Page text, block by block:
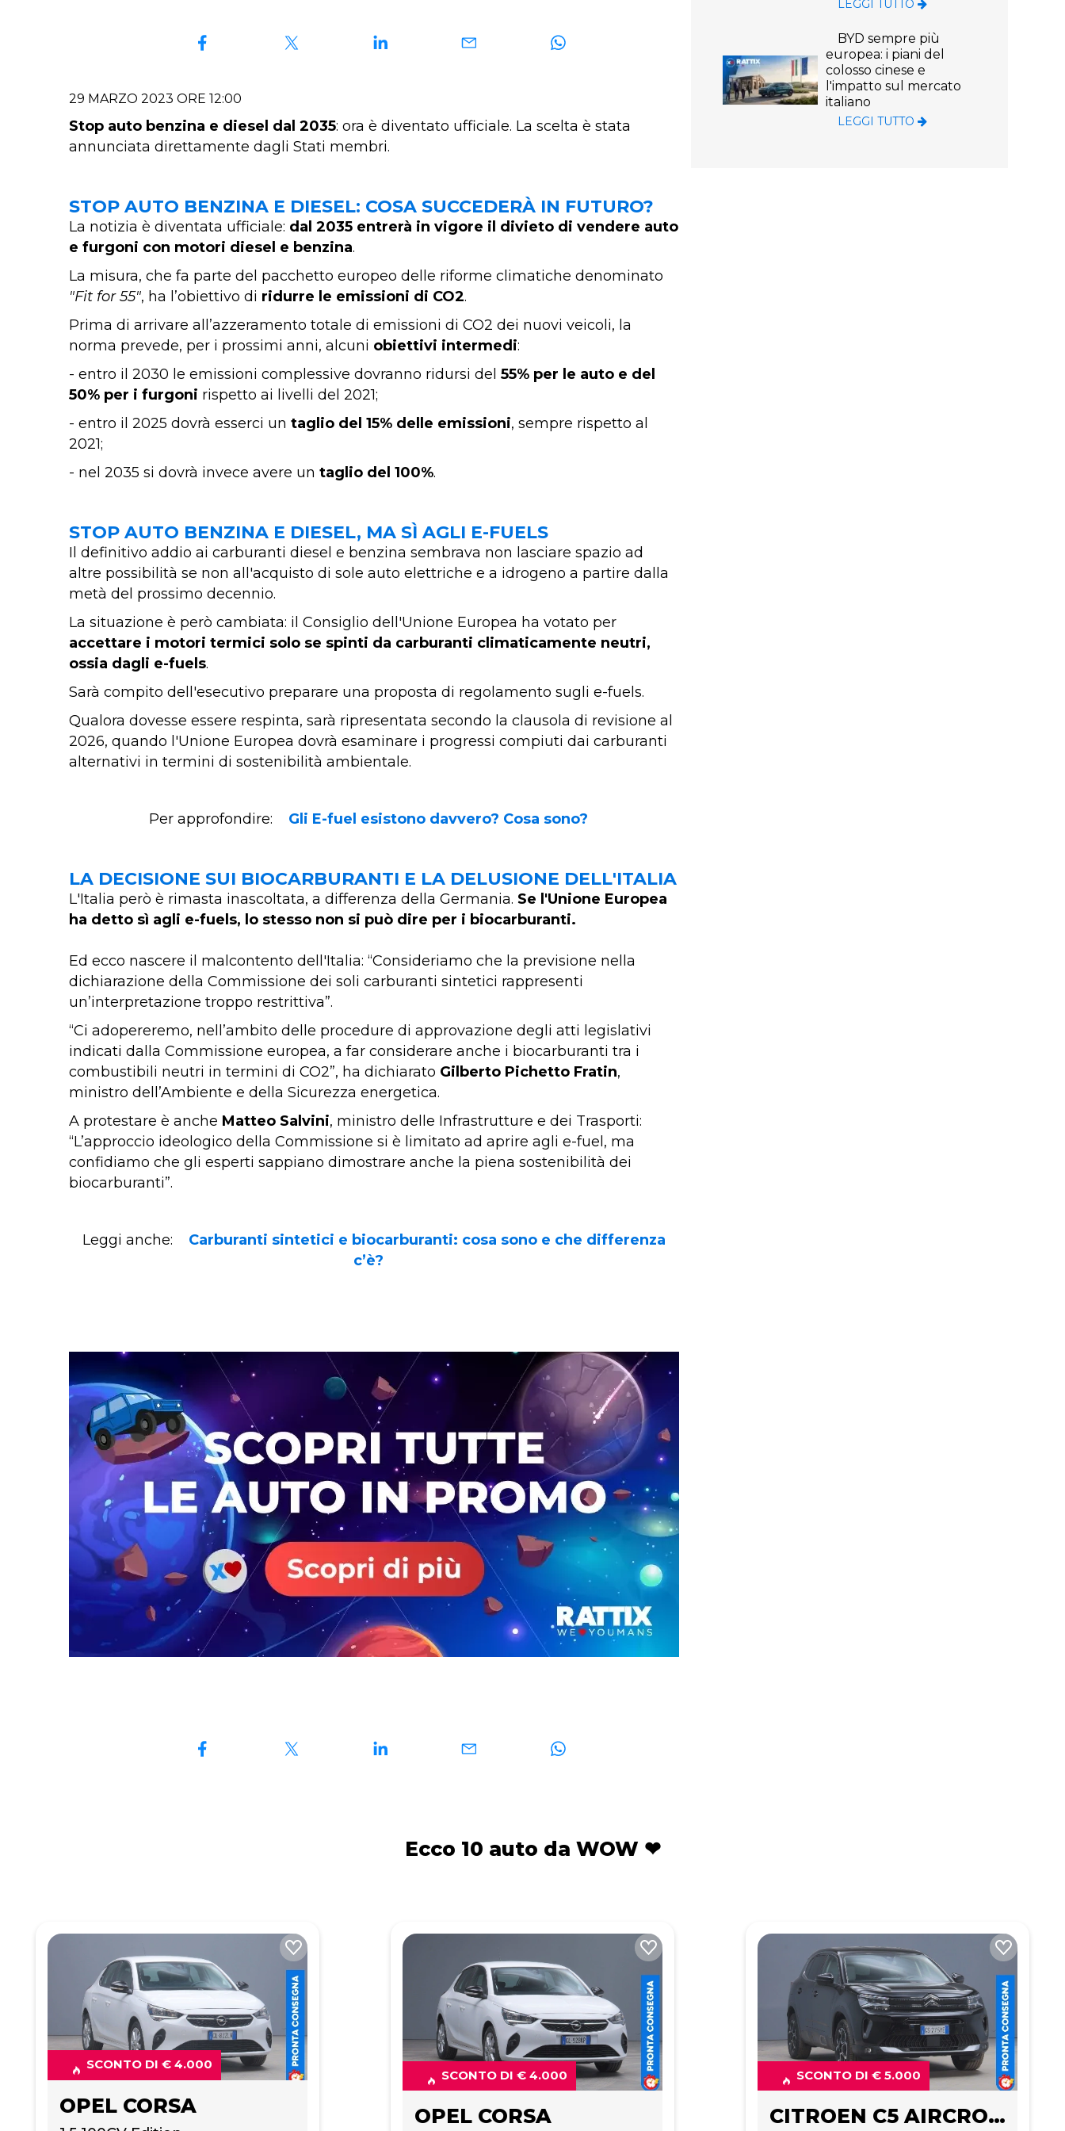
29 MARZO 2023 ORE 12:00
Stop auto benzina e diesel dal 2035: ora è diventato ufficiale. La scelta è stata
annunciata direttamente dagli Stati membri.
STOP AUTO BENZINA E DIESEL: COSA SUCCEDERÀ IN FUTURO?
La notizia è diventata ufficiale: dal 2035 entrerà in vigore il divieto di vendere auto
e furgoni con motori diesel e benzina.
La misura, che fa parte del pacchetto europeo delle riforme climatiche denominato
"Fit for 55", ha l’obiettivo di ridurre le emissioni di CO2.
Prima di arrivare all’azzeramento totale di emissioni di CO2 dei nuovi veicoli, la
norma prevede, per i prossimi anni, alcuni obiettivi intermedi:
- entro il 2030 le emissioni complessive dovranno ridursi del 55% per le auto e del
50% per i furgoni rispetto ai livelli del 2021;
- entro il 2025 dovrà esserci un taglio del 15% delle emissioni, sempre rispetto al
2021;
- nel 2035 si dovrà invece avere un taglio del 100%.
STOP AUTO BENZINA E DIESEL, MA SÌ AGLI E-FUELS
Il definitivo addio ai carburanti diesel e benzina sembrava non lasciare spazio ad
altre possibilità se non all'acquisto di sole auto elettriche e a idrogeno a partire dalla
metà del prossimo decennio.
La situazione è però cambiata: il Consiglio dell'Unione Europea ha votato per
accettare i motori termici solo se spinti da carburanti climaticamente neutri,
ossia dagli e-fuels.
Sarà compito dell'esecutivo preparare una proposta di regolamento sugli e-fuels.
Qualora dovesse essere respinta, sarà ripresentata secondo la clausola di revisione al
2026, quando l'Unione Europea dovrà esaminare i progressi compiuti dai carburanti
alternativi in termini di sostenibilità ambientale.
Per approfondire: Gli E-fuel esistono davvero? Cosa sono?
LA DECISIONE SUI BIOCARBURANTI E LA DELUSIONE DELL'ITALIA
L'Italia però è rimasta inascoltata, a differenza della Germania. Se l'Unione Europea
ha detto sì agli e-fuels, lo stesso non si può dire per i biocarburanti.
Ed ecco nascere il malcontento dell'Italia: “Consideriamo che la previsione nella
dichiarazione della Commissione dei soli carburanti sintetici rappresenti
un’interpretazione troppo restrittiva”.
“Ci adopereremo, nell’ambito delle procedure di approvazione degli atti legislativi
indicati dalla Commissione europea, a far considerare anche i biocarburanti tra i
combustibili neutri in termini di CO2”, ha dichiarato Gilberto Pichetto Fratin,
ministro dell’Ambiente e della Sicurezza energetica.
A protestare è anche Matteo Salvini, ministro delle Infrastrutture e dei Trasporti:
“L’approccio ideologico della Commissione si è limitato ad aprire agli e-fuel, ma
confidiamo che gli esperti sappiano dimostrare anche la piena sostenibilità dei
biocarburanti”.
Leggi anche:
Carburanti sintetici e biocarburanti: cosa sono e che differenza
c’è?
LEGGI TUTTO
BYD sempre più
europea: i piani del
colosso cinese e
l'impatto sul mercato
italiano
LEGGI TUTTO
Ecco 10 auto da WOW ❤
SCONTO DI € 4.000
OPEL CORSA
SCONTO DI € 4.000
OPEL CORSA
SCONTO DI € 5.000
CITROEN C5 AIRCROSS